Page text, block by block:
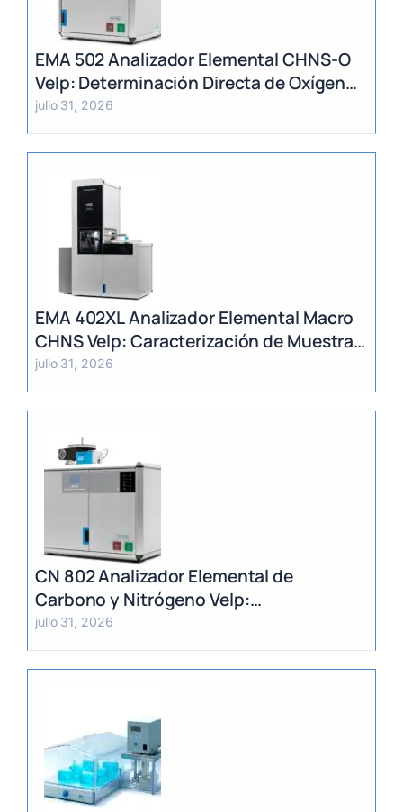
EMA 502 Analizador Elemental CHNS-O
Velp: Determinación Directa de Oxígeno
y Análisis Multiparámetro
julio 31, 2026
EMA 402XL Analizador Elemental Macro
CHNS Velp: Caracterización de Muestras
Heterogéneas y Grandes Volúmenes
julio 31, 2026
CN 802 Analizador Elemental de
Carbono y Nitrógeno Velp:
Determinación Rápida por Método
Dumas (TC, TOC, TIC y TN)
julio 31, 2026